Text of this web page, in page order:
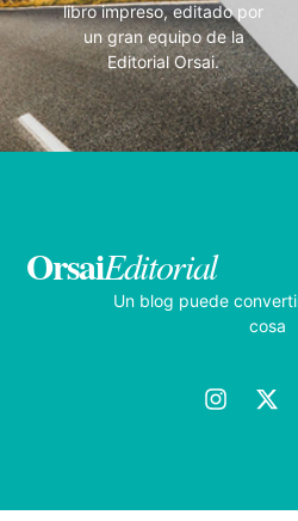
libro impreso, editado por
un gran equipo de la
Editorial Orsai.
OrsaiEditorial
Un blog puede
cosa